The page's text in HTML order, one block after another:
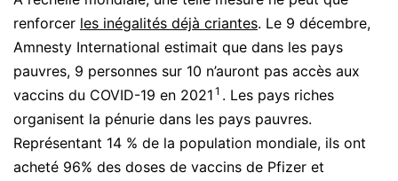
renforcer les inégalités déjà criantes. Le 9 décembre,
Amnesty International estimait que dans les pays
pauvres, 9 personnes sur 10 n’auront pas accès aux
vaccins du COVID-19 en 2021 1 . Les pays riches
organisent la pénurie dans les pays pauvres.
Représentant 14 % de la population mondiale, ils ont
acheté 96% des doses de vaccins de Pfizer et